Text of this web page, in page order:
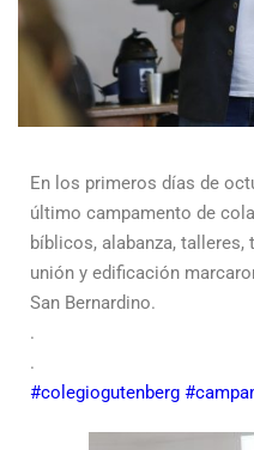
En los primeros días de
último campamento de
bíblicos, alabanza,
unión y edificación
San Bernardino.
.
.
#colegiogutenberg